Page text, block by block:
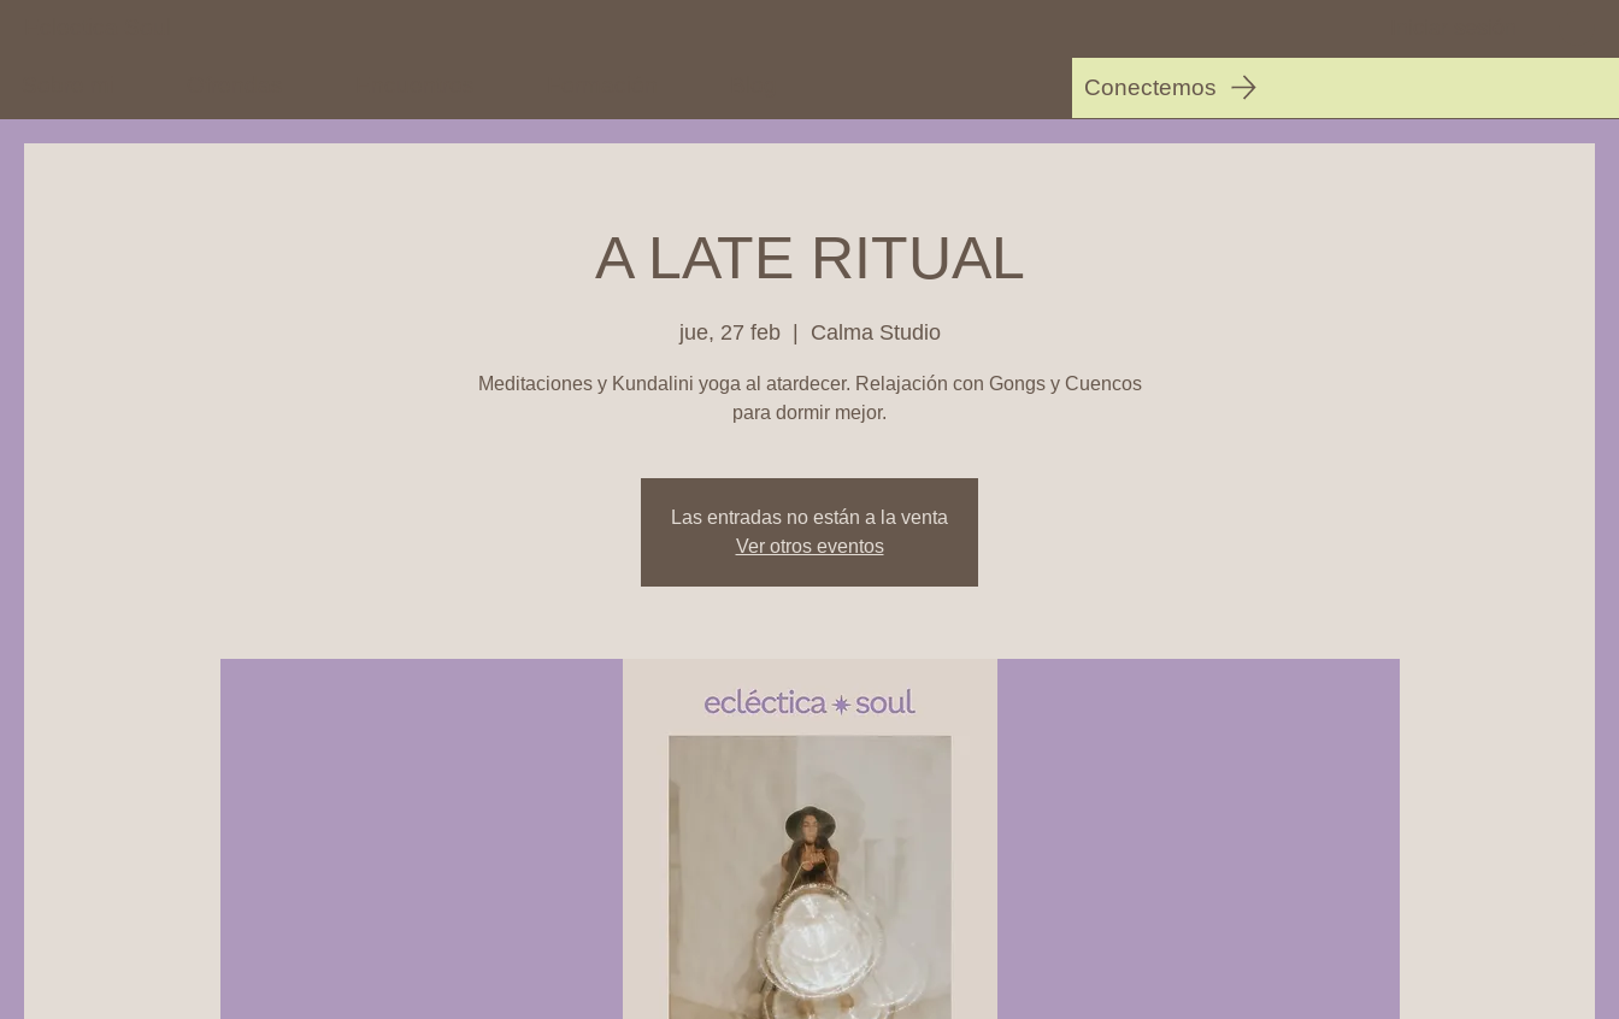
Conectemos
A LATE RITUAL
jue, 27 feb
  |
Calma Studio
Meditaciones y Kundalini yoga al atardecer. Relajación con Gongs y Cuencos
para dormir mejor.
Las entradas no están a la venta
Ver otros eventos